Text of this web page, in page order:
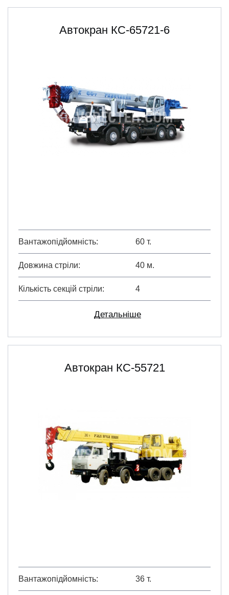
Автокран КС-65721-6
Вантажопідйомність 60 т.
Довжина стріли 40 м.
Кількість секцій стріли 4
Детальніше
Автокран КC-55721
Вантажопідйомність 36 т.